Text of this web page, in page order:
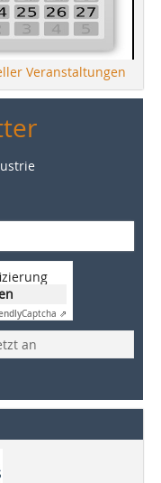
Veranstaltungen
Captcha ⇗
an